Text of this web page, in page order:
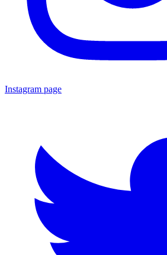
Instagram page